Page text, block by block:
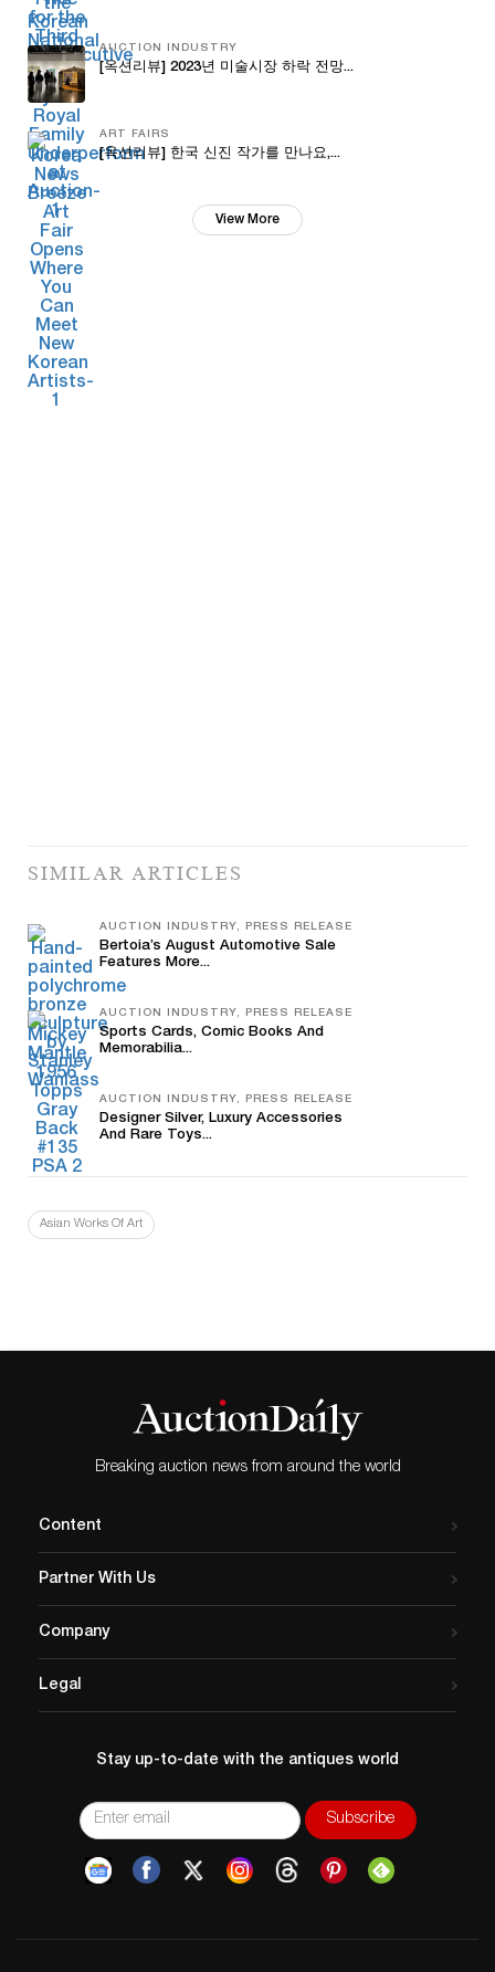
AUCTION INDUSTRY
[옥션리뷰] 2023년 미술시장 하락 전망...
ART FAIRS
[옥션리뷰] 한국 신진 작가를 만나요,...
View More
SIMILAR ARTICLES
AUCTION INDUSTRY, PRESS RELEASE
Bertoia’s August Automotive Sale
Features More...
AUCTION INDUSTRY, PRESS RELEASE
Sports Cards, Comic Books And
Memorabilia...
AUCTION INDUSTRY, PRESS RELEASE
Designer Silver, Luxury Accessories
And Rare Toys...
Asian Works Of Art
Breaking auction news from around the world
Content
Partner With Us
Company
Legal
Stay up-to-date with the antiques world